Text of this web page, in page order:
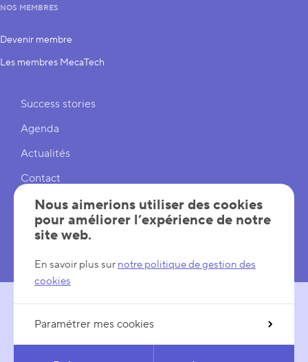
NOS MEMBRES
Devenir membre
Les membres MecaTech
Liens rapides
Success stories
Agenda
Actualités
Contact
Cookies
Réglages cookies
SUIVEZ-NOUS
Nous aimerions utiliser des cookies
pour améliorer l’expérience de notre
site web.
En savoir plus sur notre politique de gestion des
cookies
Paramétrer mes cookies